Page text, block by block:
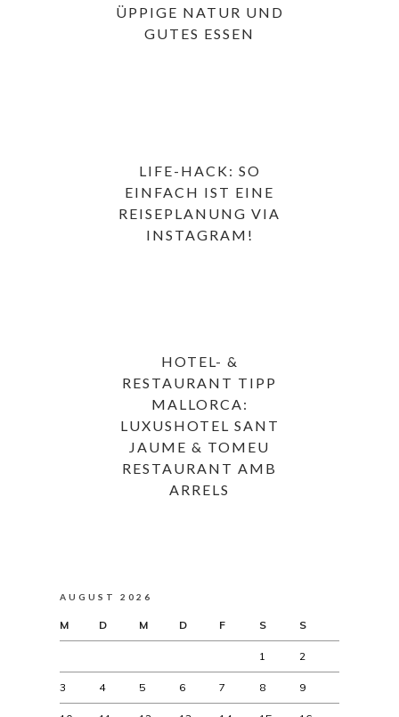
ÜPPIGE NATUR UND
GUTES ESSEN
LIFE-HACK: SO
EINFACH IST EINE
REISEPLANUNG VIA
INSTAGRAM!
HOTEL- &
RESTAURANT TIPP
MALLORCA:
LUXUSHOTEL SANT
JAUME & TOMEU
RESTAURANT AMB
ARRELS
AUGUST 2026
M D M D F S S
1 2
3 4 5 6 7 8 9